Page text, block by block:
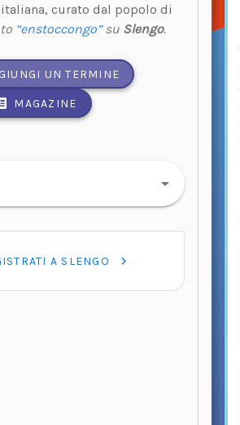
curato dal popolo di
“enstoccongo”su Slengo.
UN TERMINE
MAGAZINE
A SLENGO